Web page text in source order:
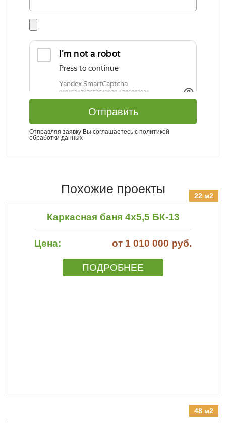
Отправить
Отправляя заявку Вы соглашаетесь с политикой
обработки данных
Похожие проекты 22 м2
Каркасная баня 4х5,5 БК-13
Цена: от 1 010 000 руб.
ПОДРОБНЕЕ
48 м2